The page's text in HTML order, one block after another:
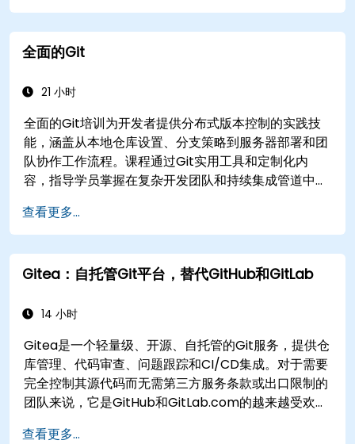
全面的Git
21 小时
全面的Git培训为开发者提供分布式版本控制的实践技
能，涵盖从本地仓库设置、分支策略到服务器部署和团
队协作工作流程。课程通过Git实用工具和定制化内
容，指导学员掌握在复杂开发团队和持续集成管道中管
查看更多...
Gitea：自托管Git平台，替代GitHub和GitLab
14 小时
Gitea是一个轻量级、开源、自托管的Git服务，提供仓
库管理、代码审查、问题跟踪和CI/CD集成。对于需要
完全控制其源代码而无需第三方服务条款或出口限制的
团队来说，它是GitHub和GitLab.com的越来越受欢迎
查看更多...